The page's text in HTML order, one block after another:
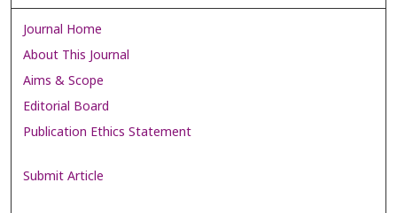
Journal Home
About This Journal
Aims & Scope
Editorial Board
Publication Ethics Statement
Submit Article